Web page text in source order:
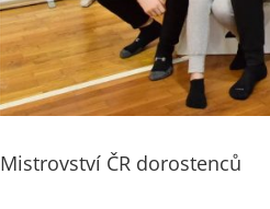
Mistrovství ČR dorostenců